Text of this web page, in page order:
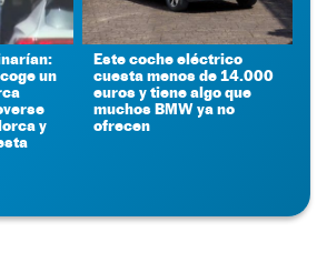
un
y
Este coche eléctrico
cuesta menos de 14.000
euros y tiene algo que
muchos BMW ya no
ofrecen